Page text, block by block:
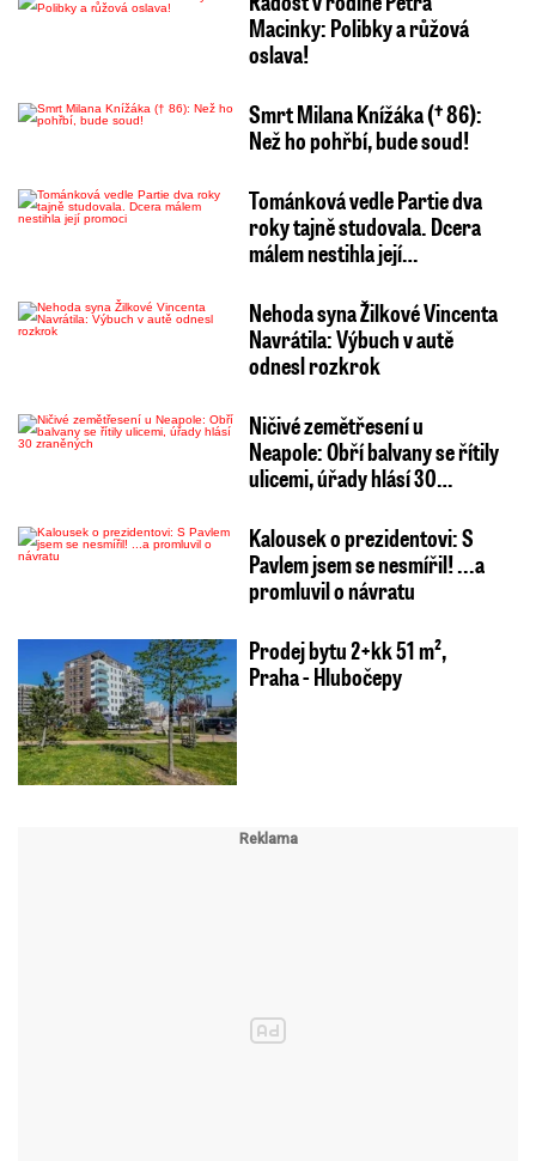
Macinky: Polibky a růžová
oslava!
Smrt Milana Knížáka († 86):
Než ho pohřbí, bude soud!
Tománková vedle Partie dva
roky tajně studovala. Dcera
málem nestihla její…
Nehoda syna Žilkové Vincenta
Navrátila: Výbuch v autě
odnesl rozkrok
Ničivé zemětřesení u
Neapole: Obří balvany se řítily
ulicemi, úřady hlásí 30…
Kalousek o prezidentovi: S
Pavlem jsem se nesmířil! ...a
promluvil o návratu
Prodej bytu 2+kk 51 m²,
Praha - Hlubočepy